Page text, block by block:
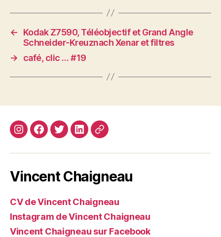
←
Kodak Z7590, Téléobjectif et Grand Angle
Schneider-Kreuznach Xenar et filtres
→
café, clic … #19
InstagramFacebook
TwitterLinkedin
Site
Vincent Chaigneau
CV de Vincent Chaigneau
Instagram de Vincent Chaigneau
Vincent Chaigneau sur Facebook